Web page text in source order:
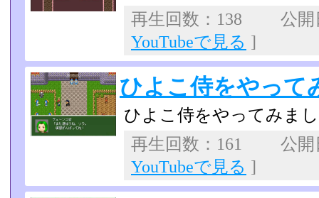
再生回数：138 公
YouTubeで見る ]
ひよこ侍をやっ
ひよこ侍をやってみま
再生回数：161 公
YouTubeで見る ]